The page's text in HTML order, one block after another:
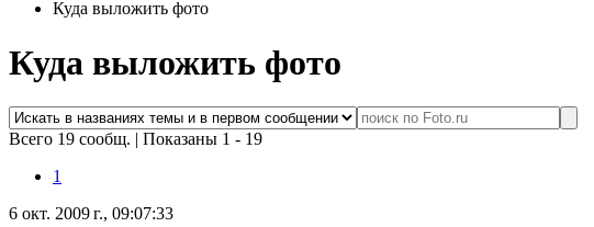
Куда выложить фото
Куда выложить фото
Всего 19 сообщ. | Показаны 1 - 19
1
6 окт. 2009 г., 09:07:33